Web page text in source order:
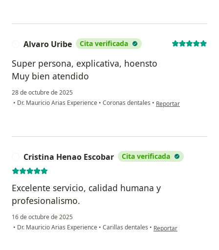
Alvaro Uribe Cita verificada
Super persona, explicativa, hoensto
Muy bien atendido
28 de octubre de 2025
• Dr. Mauricio Arias Experience • Coronas dentales • en opinión del usuario
Reportar
Cristina Henao Escobar Cita verificada
Excelente servicio, calidad humana y
profesionalismo.
16 de octubre de 2025
• Dr. Mauricio Arias Experience • Carillas dentales • en opinión del usuario
Reportar